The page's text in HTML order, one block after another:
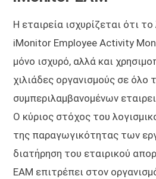
Η εταιρεία ισχυρίζεται ότι
iMonitor Employee Activity
μόνο ισχυρό, αλλά και
χιλιάδες οργανισμούς σε όλο
συμπεριλαμβανομένων
Ο κύριος στόχος του
της παραγωγικότητας των
διατήρηση του εταιρικού
EAM επιτρέπει στον